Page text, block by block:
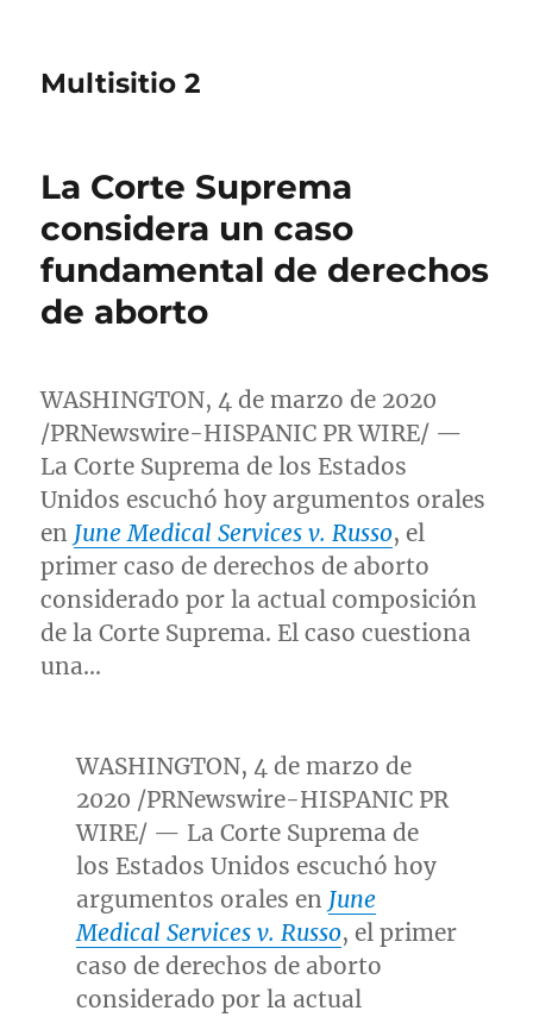
Multisitio 2
La Corte Suprema
considera un caso
fundamental de derechos
de aborto
WASHINGTON, 4 de marzo de 2020
/PRNewswire-HISPANIC PR WIRE/ —
La Corte Suprema de los Estados
Unidos escuchó hoy argumentos orales
en June Medical Services v. Russo, el
primer caso de derechos de aborto
considerado por la actual composición
de la Corte Suprema. El caso cuestiona
una…
WASHINGTON, 4 de marzo de
2020 /PRNewswire-HISPANIC PR
WIRE/ — La Corte Suprema de
los Estados Unidos escuchó hoy
argumentos orales en June
Medical Services v. Russo, el primer
caso de derechos de aborto
considerado por la actual